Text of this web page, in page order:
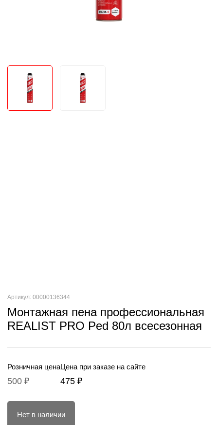
Артикул: 00000136344
Монтажная пена профессиональная
REALIST PRO Ped 80л всесезонная
Розничная цена
500 ₽
Цена при заказе на сайте
475 ₽
Нет в наличии